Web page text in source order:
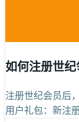
如何注册世纪
注册世纪会员后
用户礼包：新注